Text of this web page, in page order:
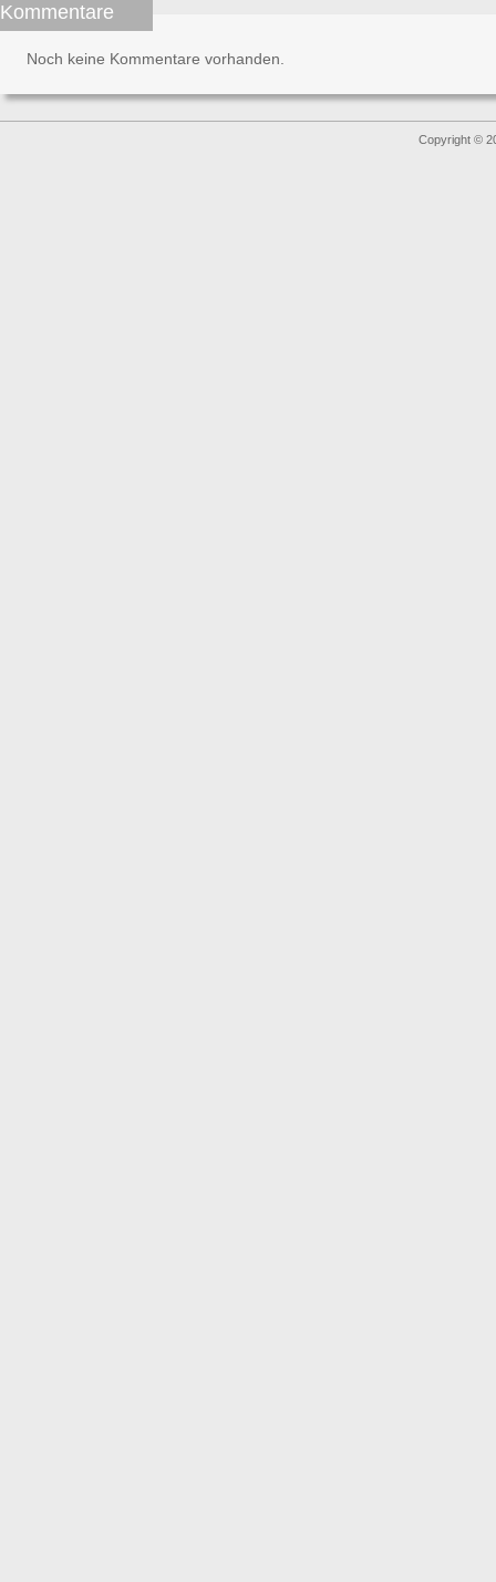
Kommentare
Noch keine Kommentare vorhanden.
Copyright ©